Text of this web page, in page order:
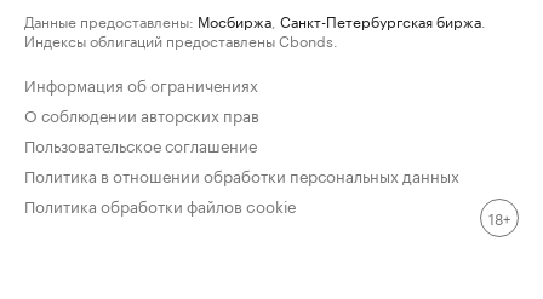
Данные предоставлены: Мосбиржа Санкт-Петербургская биржа
Индексы облигаций предоставлены Cbonds.
Информация об ограничениях
О соблюдении авторских прав
Пользовательское соглашение
Политика в отношении обработки персональных данных
Политика обработки файлов cookie
18+